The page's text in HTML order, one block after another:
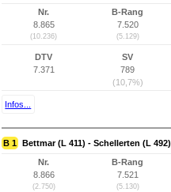
Nr.
8.865
(10.236)
B-Rang
7.520
(5.129)
DTV
7.371
SV
789
(10,7%)
Infos...
B 1 Bettmar (L 411) - Schellerten (L 492)
Nr.
8.866
(2.750)
B-Rang
7.521
(5.130)